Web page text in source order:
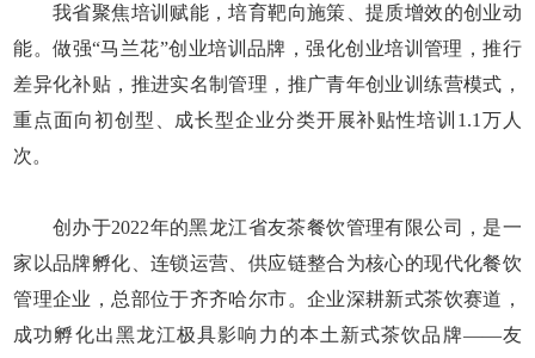
我省聚焦培训赋能，培育靶向施策、提质增效的创业动
能。做强“马兰花”创业培训品牌，强化创业培训管理，推行
差异化补贴，推进实名制管理，推广青年创业训练营模式，
重点面向初创型、成长型企业分类开展补贴性培训1.1万人
次。
创办于2022年的黑龙江省友茶餐饮管理有限公司，是一
家以品牌孵化、连锁运营、供应链整合为核心的现代化餐饮
管理企业，总部位于齐齐哈尔市。企业深耕新式茶饮赛道，
成功孵化出黑龙江极具影响力的本土新式茶饮品牌——友